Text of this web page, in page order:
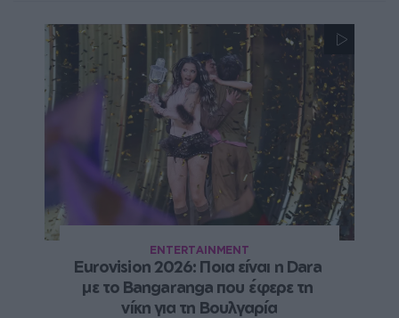
Η Dara και ο Δημήτρης Κοντόπουλος
στην κορυφή της Eurovision – Ελλάδα
στη 10η θέση, Ισραήλ 2ο
NEWSROOM
ENTERTAINMENT
Eurovision 2026: Ποια είναι η Dara
με το Bangaranga που έφερε τη
νίκη για τη Βουλγαρία